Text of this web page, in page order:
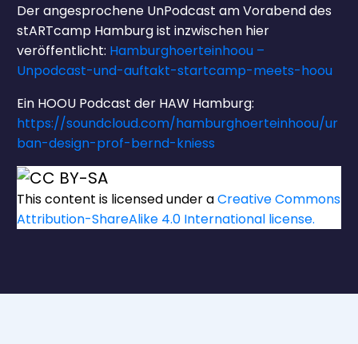
Der angesprochene UnPodcast am Vorabend des
stARTcamp Hamburg ist inzwischen hier
veröffentlicht: Hamburghoerteinhoou –
Unpodcast-und-auftakt-startcamp-meets-hoou
Ein HOOU Podcast der HAW Hamburg:
https://soundcloud.com/hamburghoerteinhoou/ur
ban-design-prof-bernd-kniess
This content is licensed under aCreative Commons
Attribution-ShareAlike 4.0 International license.